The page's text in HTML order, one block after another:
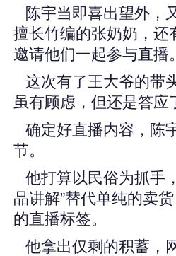
陈宇当即喜出望外，
擅长竹编的张奶奶，还
邀请他们一起参与直播。
这次有了王大爷的带
虽有顾虑，但还是答应
确定好直播内容，陈
节。
他打算以民俗为抓手
品讲解”替代单纯的卖
的直播标签。
他拿出仅剩的积蓄，